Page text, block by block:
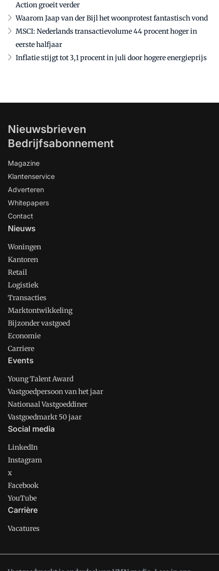
Action groeit verder
Waarom Jaap van der Bijl het woonprotest fantastisch vond
MSCI: Nederlands transactievolume 44 procent hoger in
eerste halfjaar
Inflatie stijgt tot 3,1 procent in juli door hogere energieprijs
Nieuwsbrieven
Bedrijfsabonnement
Magazine
Klantenservice
Adverteren
Whitepapers
Contact
Nieuws
Woningen
Kantoren
Retail
Logistiek
Transacties
Marktontwikkeling
Bijzonder vastgoed
Economie
Carriere
Events
Young Talent Award
Vastgoedpersoon van het jaar
Nationaal Vastgoeddiner
Vastgoedmarkt 50 jaar
Social media
LinkedIn
Instagram
x
Facebook
YouTube
Carrière
Vacatures